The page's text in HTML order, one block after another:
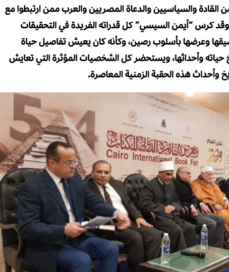
القادة والسياسيين والدعاة المصريين والعرب ممن ارتبطوا مع
كرس “أيمن السيسي” كل قدراته الفريدة في التحقيقات
وعرضها بأسلوب رصين، وكأنه كان يعيش تفاصيل حياة
وأحداثها، ويستحضر كل الشخصيات المؤثرة التي تعايش
وأحداث هذه الحقبة الزمنية المعاصرة.